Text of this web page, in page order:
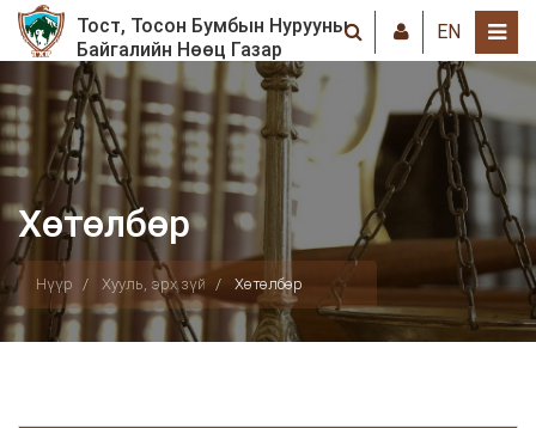
Тост, Тосон Бумбын Нурууны
Байгалийн Нөөц Газар
EN
Хөтөлбөр
Нүүр Хууль, эрх зүй Хөтөлбөр